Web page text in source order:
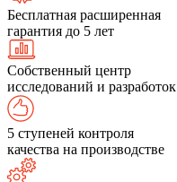
Бесплатная расширенная
гарантия до 5 лет
Собственный центр
исследований и разработок
5 ступеней контроля
качества на производстве